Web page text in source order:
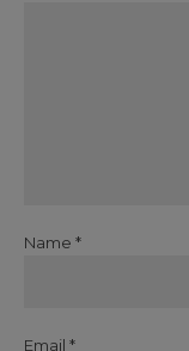
Name *
Email *